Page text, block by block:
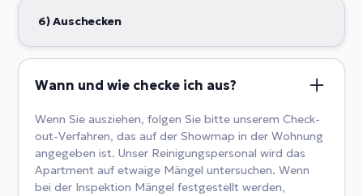
6) Auschecken
Wann und wie checke ich aus?
Wenn Sie ausziehen, folgen Sie bitte unserem Check-
out-Verfahren, das auf der Showmap in der Wohnung
angegeben ist. Unser Reinigungspersonal wird das
Apartment auf etwaige Mängel untersuchen. Wenn
bei der Inspektion Mängel festgestellt werden,